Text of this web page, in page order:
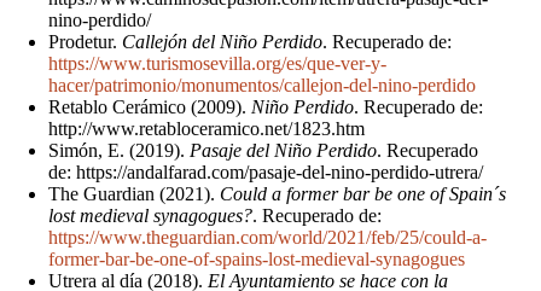
nino-perdido/
Prodetur. Callejón del Niño Perdido. Recuperado de:
https://www.turismosevilla.org/es/que-ver-y-
hacer/patrimonio/monumentos/callejon-del-nino-perdido
Retablo Cerámico (2009). Niño Perdido. Recuperado de:
http://www.retabloceramico.net/1823.htm
Simón, E. (2019). Pasaje del Niño Perdido. Recuperado
de: https://andalfarad.com/pasaje-del-nino-perdido-utrera/
The Guardian (2021). Could a former bar be one of Spain´s
lost medieval synagogues?. Recuperado de:
https://www.theguardian.com/world/2021/feb/25/could-a-
former-bar-be-one-of-spains-lost-medieval-synagogues
Utrera al día (2018). El Ayuntamiento se hace con la